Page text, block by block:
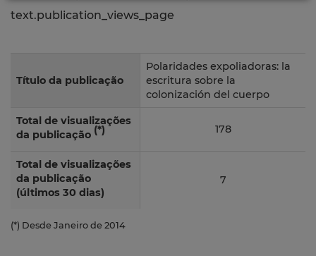
text.publication_views_page
Título da publicação
Polaridades expoliadoras: la
escritura sobre la
colonización del cuerpo
Total de visualizações
da publicação (*) 178
Total de visualizações
da publicação
(últimos 30 dias)
7
(*) Desde Janeiro de 2014